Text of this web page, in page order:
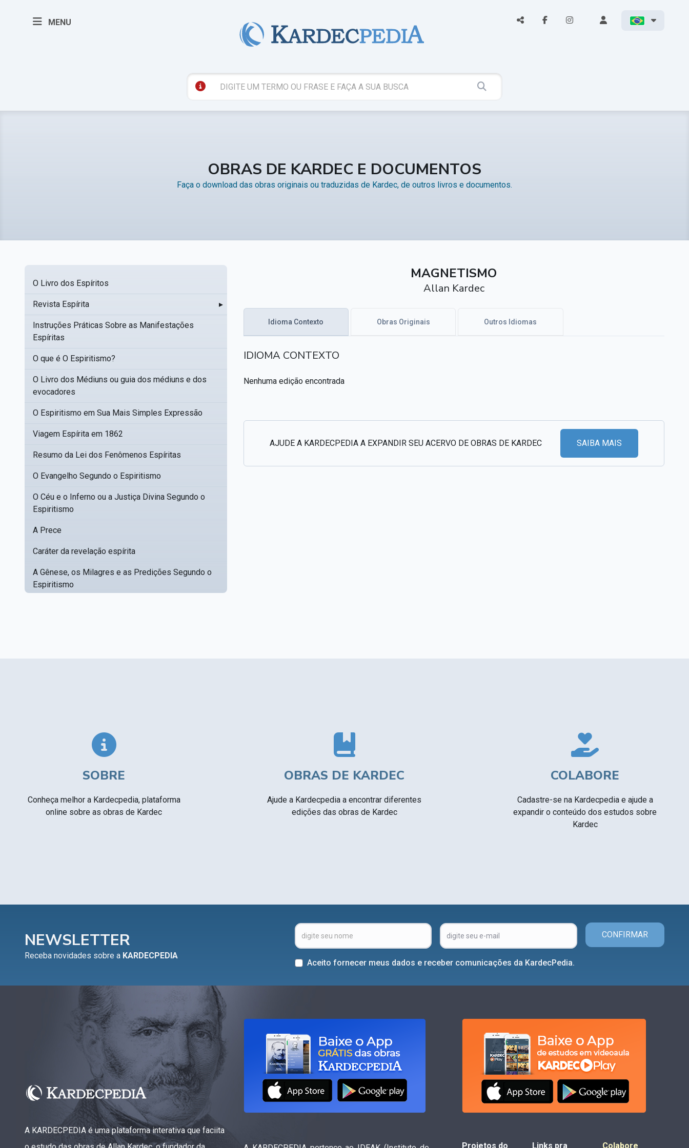
MENU
OBRAS DE KARDEC E DOCUMENTOS
Faça o download das obras originais ou traduzidas de Kardec, de outros livros e documentos.
O Livro dos Espíritos
Revista Espírita ▸
Instruções Práticas Sobre as Manifestações
Espíritas
O que é O Espiritismo?
O Livro dos Médiuns ou guia dos médiuns e dos
evocadores
O Espiritismo em Sua Mais Simples Expressão
Viagem Espírita em 1862
Resumo da Lei dos Fenômenos Espíritas
O Evangelho Segundo o Espiritismo
O Céu e o Inferno ou a Justiça Divina Segundo o
Espiritismo
A Prece
Caráter da revelação espírita
A Gênese, os Milagres e as Predições Segundo o
Espiritismo
MAGNETISMO
Allan Kardec
Idioma Contexto Obras Originais Outros Idiomas
IDIOMA CONTEXTO
Nenhuma edição encontrada
AJUDE A KARDECPEDIA A EXPANDIR SEU ACERVO DE OBRAS DE KARDEC SAIBA MAIS
SOBRE
Conheça melhor a Kardecpedia, plataforma
online sobre as obras de Kardec
OBRAS DE KARDEC
Ajude a Kardecpedia a encontrar diferentes
edições das obras de Kardec
COLABORE
Cadastre-se na Kardecpedia e ajude a
expandir o conteúdo dos estudos sobre
Kardec
NEWSLETTER
Receba novidades sobre a KARDECPEDIA
CONFIRMAR
Aceito fornecer meus dados e receber comunicações da KardecPedia.
A KARDECPEDIA é uma plataforma interativa que faciita
Projetos do Links pra Colabore